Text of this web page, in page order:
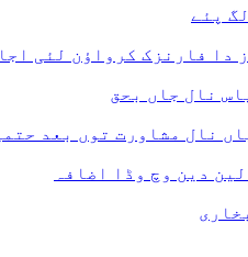
پئے
دا فارنزک کرواؤن لئی
دین وچ وڈا اضافہ